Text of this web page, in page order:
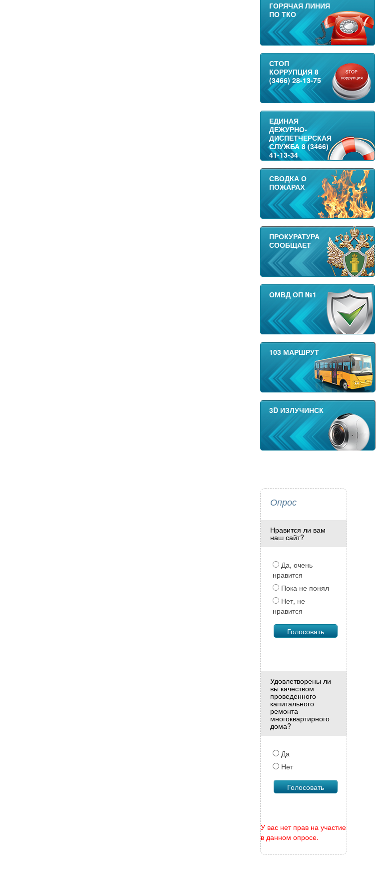
ГОРЯЧАЯ ЛИНИЯ
ПО ТКО
СТОП
КОРРУПЦИЯ 8
(3466) 28-13-75
ЕДИНАЯ
ДЕЖУРНО-
ДИСПЕТЧЕРСКАЯ
СЛУЖБА 8 (3466)
41-13-34
СВОДКА О
ПОЖАРАХ
ПРОКУРАТУРА
СООБЩАЕТ
ОМВД ОП №1
103 МАРШРУТ
3D ИЗЛУЧИНСК
Опрос
Нравится ли вам
наш сайт?
Да, очень
нравится
Пока не понял
Нет, не
нравится
Удовлетворены ли
вы качеством
проведенного
капитального
ремонта
многоквартирного
дома?
Да
Нет
У вас нет прав на участие
в данном опросе.